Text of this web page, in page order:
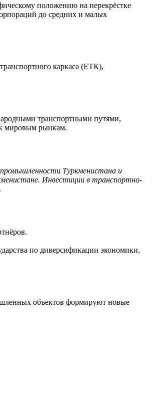
положению на перекрёстке
до средних и малых
каркаса (ЕТК),
транспортными путями,
мировым рынкам.
Туркменистана и
Инвестиции в транспортно-
по диверсификации экономики,
объектов формируют новые